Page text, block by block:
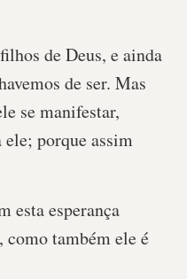
de Deus, e ainda
de ser. Mas
se manifestar,
ele; porque assim
esta esperança
também ele é